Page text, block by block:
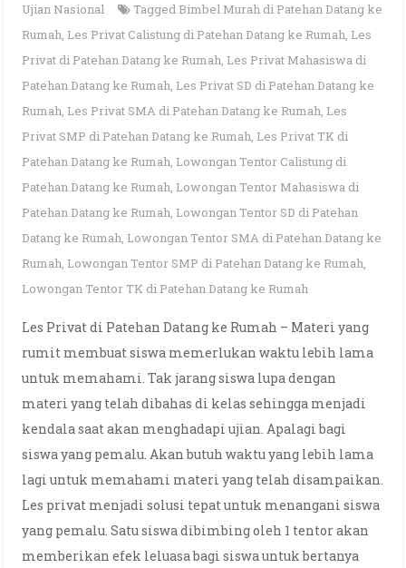
Ujian Nasional
Tagged Bimbel Murah di Patehan Datang ke
Rumah, Les Privat Calistung di Patehan Datang ke Rumah, Les
Privat di Patehan Datang ke Rumah, Les Privat Mahasiswa di
Patehan Datang ke Rumah, Les Privat SD di Patehan Datang ke
Rumah, Les Privat SMA di Patehan Datang ke Rumah, Les
Privat SMP di Patehan Datang ke Rumah, Les Privat TK di
Patehan Datang ke Rumah, Lowongan Tentor Calistung di
Patehan Datang ke Rumah, Lowongan Tentor Mahasiswa di
Patehan Datang ke Rumah, Lowongan Tentor SD di Patehan
Datang ke Rumah, Lowongan Tentor SMA di Patehan Datang ke
Rumah, Lowongan Tentor SMP di Patehan Datang ke Rumah,
Lowongan Tentor TK di Patehan Datang ke Rumah
Les Privat di Patehan Datang ke Rumah – Materi yang
rumit membuat siswa memerlukan waktu lebih lama
untuk memahami. Tak jarang siswa lupa dengan
materi yang telah dibahas di kelas sehingga menjadi
kendala saat akan menghadapi ujian. Apalagi bagi
siswa yang pemalu. Akan butuh waktu yang lebih lama
lagi untuk memahami materi yang telah disampaikan.
Les privat menjadi solusi tepat untuk menangani siswa
yang pemalu. Satu siswa dibimbing oleh 1 tentor akan
memberikan efek leluasa bagi siswa untuk bertanya